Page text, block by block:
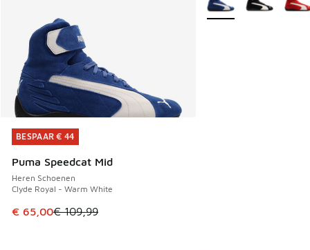
BESPAAR € 44
Puma Speedcat Mid
Heren Schoenen
Clyde Royal - Warm White
Dit artikel is in de uitverkoop. Dit artikel is in de
€ 65,00€ 109,99
BESPAAR € 44